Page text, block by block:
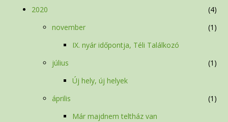
2020
4
november
1
IX. nyár időpontja, Téli Találkozó
július
1
Új hely, új helyek
április
1
Már majdnem teltház van